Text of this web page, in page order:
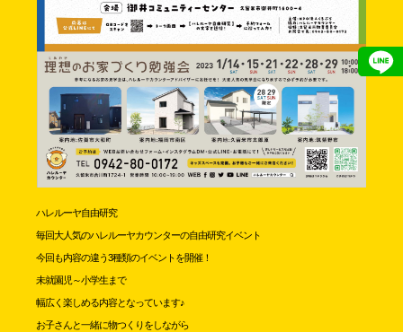
ハレルーヤ自由研究
毎回大人気のハレルーヤカウンターの自由研究イベント
今回も内容の違う3種類のイベントを開催！
未就園児～小学生まで
幅広く楽しめる内容となっています♪
お子さんと一緒に物つくりをしながら